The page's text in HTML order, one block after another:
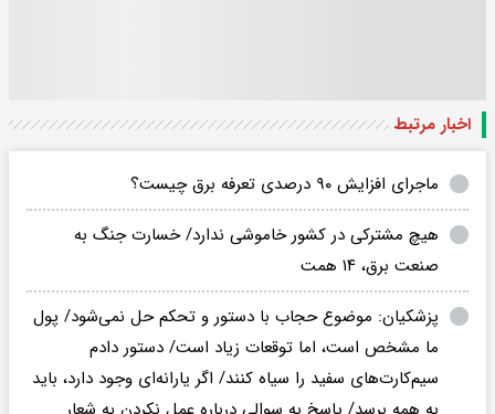
اخبار مرتبط
ماجرای افزایش ۹۰ درصدی تعرفه برق چیست؟
هیچ مشترکی در کشور خاموشی ندارد/ خسارت جنگ به
صنعت برق، ۱۴ همت
پزشکیان: موضوع حجاب با دستور و تحکم حل نمی‌شود/ پول
ما مشخص است، اما توقعات زیاد است/ دستور دادم
سیم‌کارت‌های سفید را سیاه کنند/ اگر یارانه‌ای وجود دارد، باید